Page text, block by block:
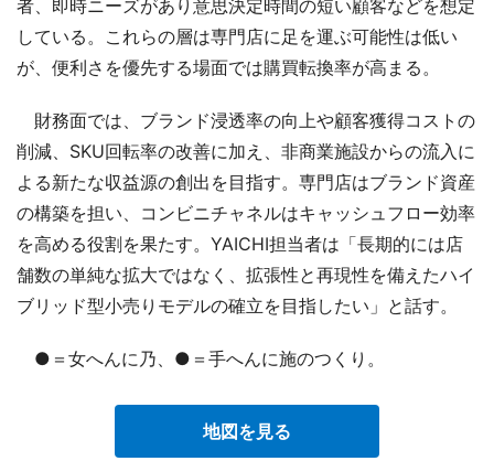
者、即時ニーズがあり意思決定時間の短い顧客などを想定
している。これらの層は専門店に足を運ぶ可能性は低い
が、便利さを優先する場面では購買転換率が高まる。
財務面では、ブランド浸透率の向上や顧客獲得コストの
削減、SKU回転率の改善に加え、非商業施設からの流入に
よる新たな収益源の創出を目指す。専門店はブランド資産
の構築を担い、コンビニチャネルはキャッシュフロー効率
を高める役割を果たす。YAICHI担当者は「長期的には店
舗数の単純な拡大ではなく、拡張性と再現性を備えたハイ
ブリッド型小売りモデルの確立を目指したい」と話す。
●＝女へんに乃、●＝手へんに施のつくり。
地図を見る